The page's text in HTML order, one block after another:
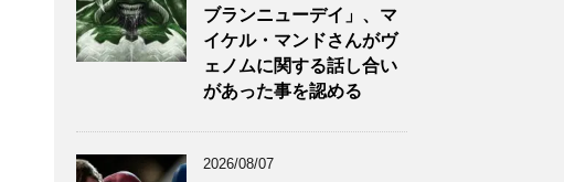
ブランニューデイ」、マ
イケル・マンドさんがヴ
ェノムに関する話し合い
があった事を認める
2026/08/07